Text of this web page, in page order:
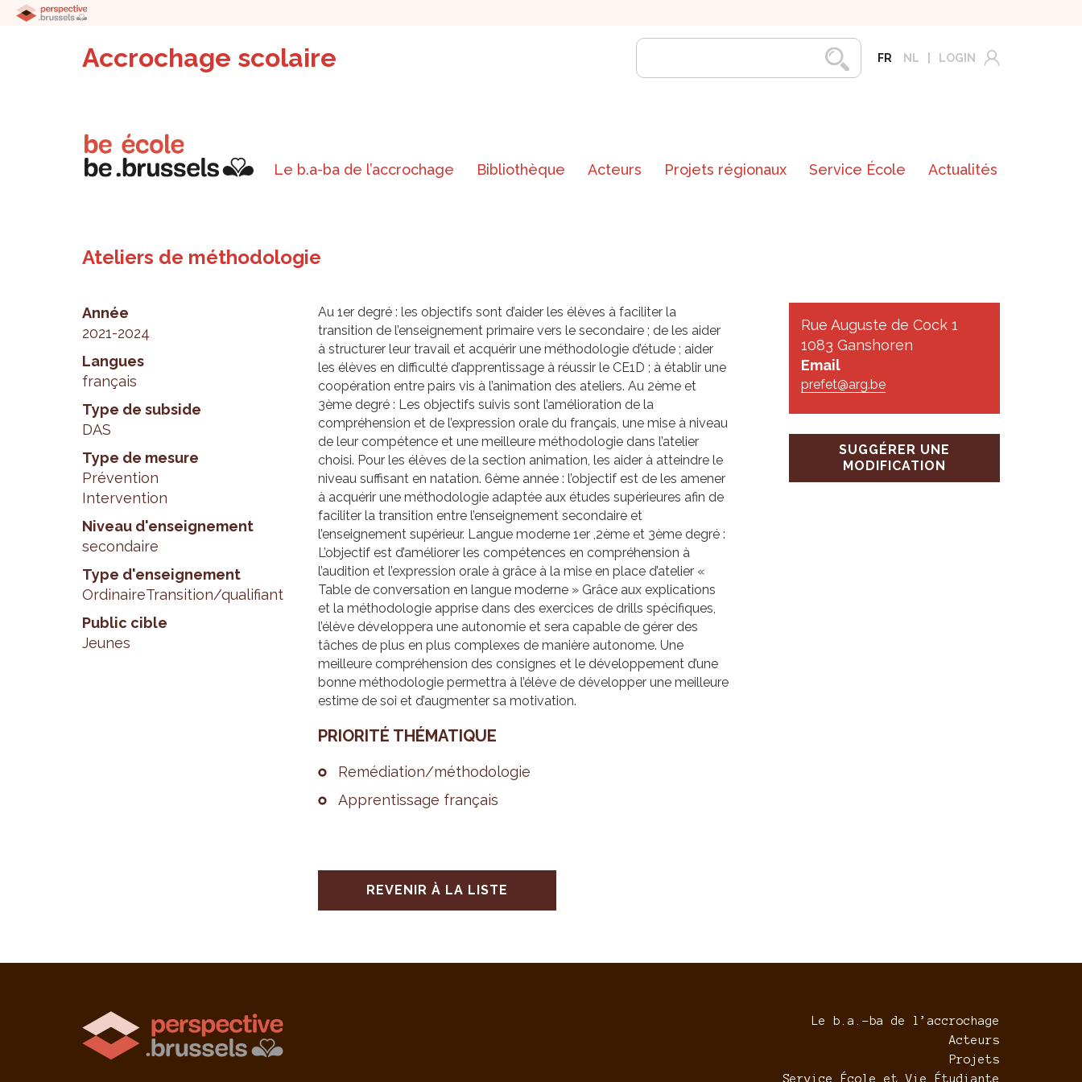
Accrochage scolaire FR NL LOGIN
Le b.a-ba de l’accrochage Bibliothèque Acteurs Projets régionaux Service École Actualités
Ateliers de méthodologie
Année
2021-2024
Langues
français
Type de subside
DAS
Type de mesure
Prévention
Intervention
Niveau d'enseignement
secondaire
Type d'enseignement
OrdinaireTransition/qualifiant
Public cible
Jeunes
Rue Auguste de Cock 1
1083 Ganshoren
Email
prefet@arg.be
SUGGÉRER UNE
MODIFICATION
Au 1er degré : les objectifs sont d’aider les élèves à faciliter la
transition de l’enseignement primaire vers le secondaire ; de les aider
à structurer leur travail et acquérir une méthodologie d’étude ; aider
les élèves en difficulté d’apprentissage à réussir le CE1D ; à établir une
coopération entre pairs vis à l’animation des ateliers. Au 2ème et
3ème degré : Les objectifs suivis sont l’amélioration de la
compréhension et de l’expression orale du français, une mise à niveau
de leur compétence et une meilleure méthodologie dans l’atelier
choisi. Pour les élèves de la section animation, les aider à atteindre le
niveau suffisant en natation. 6ème année : l’objectif est de les amener
à acquérir une méthodologie adaptée aux études supérieures afin de
faciliter la transition entre l’enseignement secondaire et
l’enseignement supérieur. Langue moderne 1er ,2ème et 3ème degré :
L’objectif est d’améliorer les compétences en compréhension à
l’audition et l’expression orale à grâce à la mise en place d’atelier «
Table de conversation en langue moderne » Grâce aux explications
et la méthodologie apprise dans des exercices de drills spécifiques,
l’élève développera une autonomie et sera capable de gérer des
tâches de plus en plus complexes de manière autonome. Une
meilleure compréhension des consignes et le développement d’une
bonne méthodologie permettra à l’élève de développer une meilleure
estime de soi et d’augmenter sa motivation.
PRIO­RITÉ THÉ­MA­TIQUE
Remé­dia­tion/métho­do­lo­gie
Appren­tis­sage fran­çais
REVENIR À LA LISTE
Le b.a.-ba de l’accrochage
Acteurs
Projets
Service École et Vie Étudiante